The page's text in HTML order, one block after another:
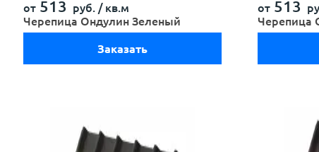
от 513 руб. / кв.м
Черепица Ондулин Зеленый
Заказать
от 513
Черепица